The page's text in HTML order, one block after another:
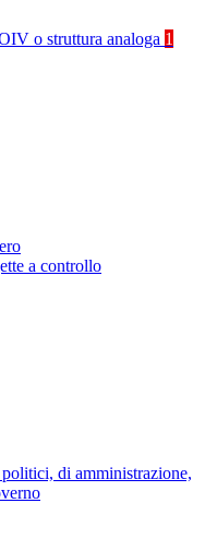
o struttura analoga 1
a controllo
di amministrazione,